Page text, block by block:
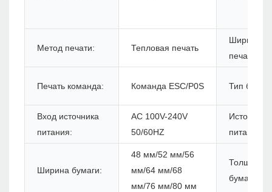
Метод печати: Тепловая печать
Ширина
печати:
Печать команда: Команда ESC/P0S Тип
Вход источника
питания:
AC 100V-240V
50/60HZ
Источник
питания:
Ширина бумаги:
48 мм/52 мм/56
мм/64 мм/68
мм/76 мм/80 мм
Толщина
бумаги: